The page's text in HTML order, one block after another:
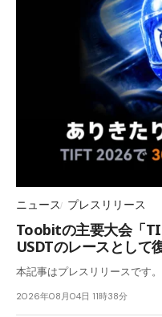
ニュース プレスリリース
Toobitの主要大会「
USDTのレースとして
本記事はプレスリリースです
2026年08月04日 11時38分